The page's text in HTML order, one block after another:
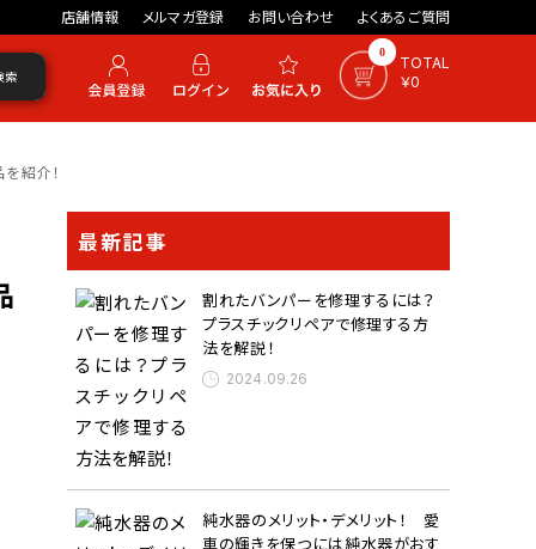
店舗情報 メルマガ登録 お問い合わせ よくあるご質問
0
TOTAL
￥0
索
紹介！
最新記事
割れたバンパーを修理するには？
プラスチックリペアで修理する方
法を解説！
2024.09.26
純水器のメリット・デメリット！ 愛
車の輝きを保つには純水器がおす